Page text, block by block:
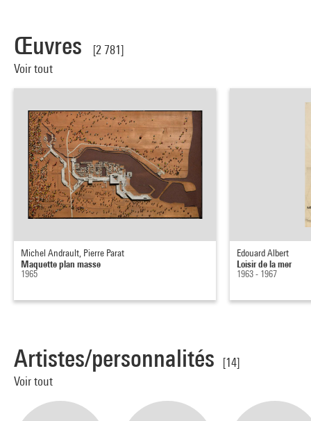
Œuvres
[2 781]
Voir tout
Michel Andrault, Pierre Parat
Maquette plan masse
1965
Edouard Albert
Loisir de la mer
1963 - 1967
Artistes/personnalités
[14]
Voir tout